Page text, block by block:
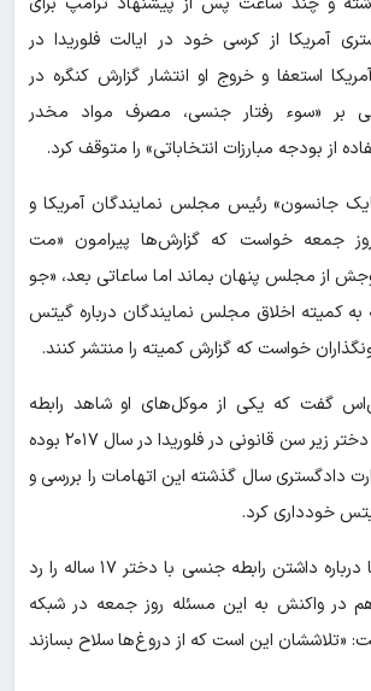
آمریکا از کرسی خود در ایالت فلوریدا در
استعفا و خروج او انتشار گزارش کنگره در
بر «سوء رفتار جنسی، مصرف مواد مخدر
از بودجه مبارزات انتخاباتی» را متوقف کرد.
جانسون» رئیس‌ مجلس نمایندگان آمریکا و
جمعه خواست که گزارش‌ها پیرامون «مت
از مجلس پنهان بماند اما ساعاتی بعد، «جو
۲ زن که به کمیته اخلاق مجلس نمایندگان درباره گیتس
خواست که گزارش کمیته را منتشر کنند.
گفت که یکی از موکل‌های او شاهد رابطه
جنسی گیتس با یک دختر زیر سن قانونی در فلوریدا در سال ۲۰۱۷ بوده
دادگستری سال گذشته این اتهامات را بررسی و
خودداری کرد.
«مت گیتس» ادعاها درباره داشتن رابطه جنسی با دختر ۱۷ ساله را رد
در واکنش به این مسئله روز جمعه در شبکه
«تلاششان این است که از دروغ‌ها سلاح بسازند